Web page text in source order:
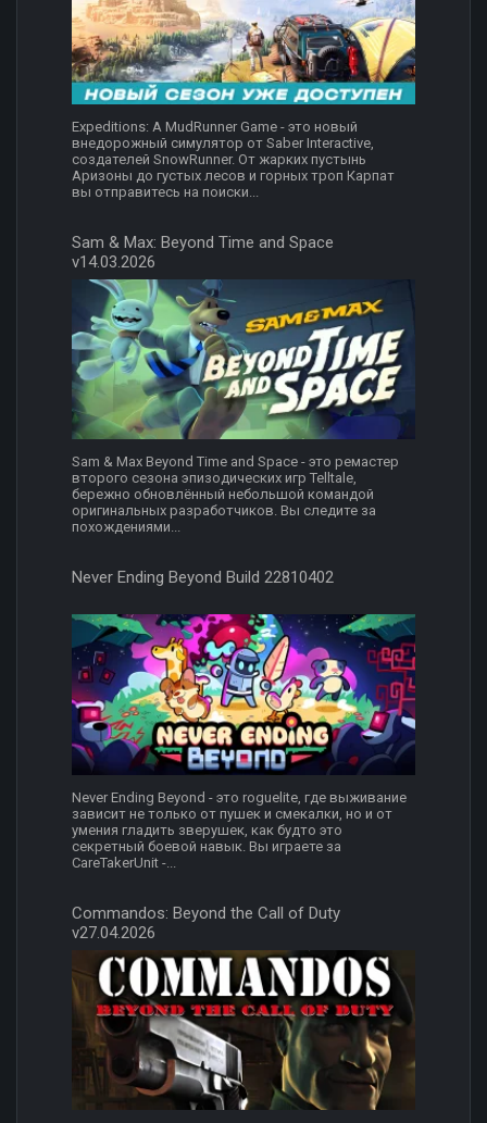
Expeditions: A MudRunner Game - это новый
внедорожный симулятор от Saber Interactive,
создателей SnowRunner. От жарких пустынь
Аризоны до густых лесов и горных троп Карпат
вы отправитесь на поиски...
Sam & Max: Beyond Time and Space
v14.03.2026
Sam & Max Beyond Time and Space - это ремастер
второго сезона эпизодических игр Telltale,
бережно обновлённый небольшой командой
оригинальных разработчиков. Вы следите за
похождениями...
Never Ending Beyond Build 22810402
Never Ending Beyond - это roguelite, где выживание
зависит не только от пушек и смекалки, но и от
умения гладить зверушек, как будто это
секретный боевой навык. Вы играете за
CareTakerUnit -...
Commandos: Beyond the Call of Duty
v27.04.2026